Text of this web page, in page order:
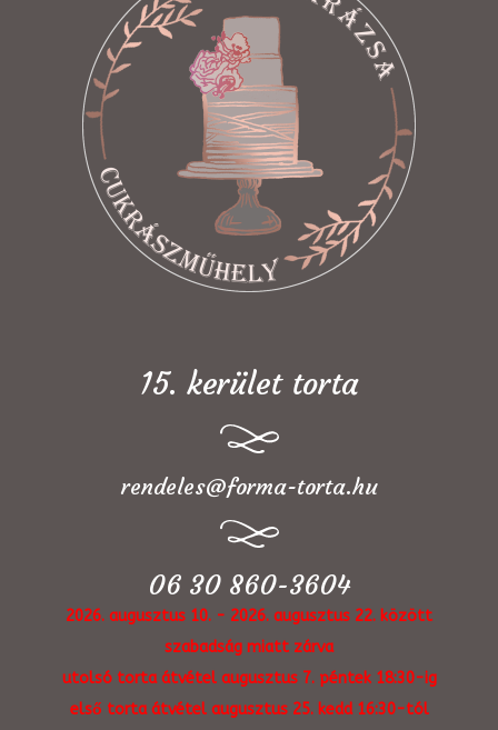
15. kerület torta
rendeles@forma-torta.hu
06 30 860-3604
2026. augusztus 10. - 2026. augusztus 22. között
szabadság miatt zárva
utolsó torta átvétel augusztus 7. péntek 18:30-ig
első torta átvétel augusztus 25. kedd 16:30-tól